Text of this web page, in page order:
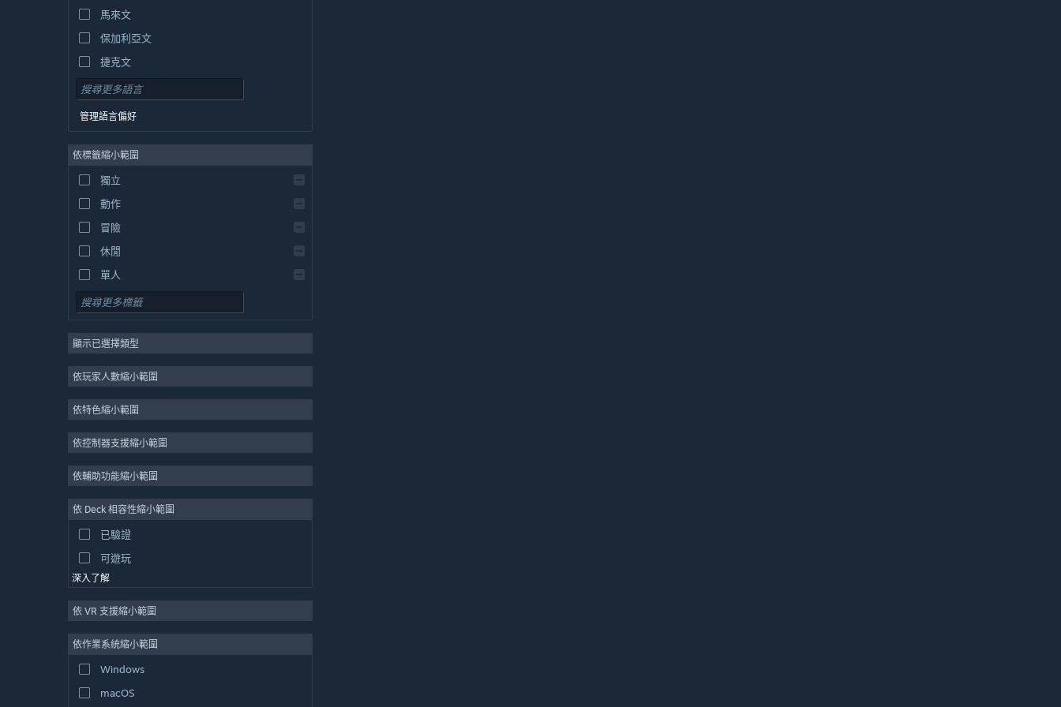
馬來文
保加利亞文
捷克文
丹麥文
德文
西班牙文 - 西班牙
西班牙文 - 拉丁美洲
希臘文
管理語言偏好
依標籤縮小範圍
獨立
動作
冒險
休閒
單人
模擬
策略
2D
3D
免費遊玩
色彩鮮艷
探索
顯示已選擇類型
依玩家人數縮小範圍
依特色縮小範圍
依控制器支援縮小範圍
依輔助功能縮小範圍
依 Deck 相容性縮小範圍
已驗證
可遊玩
深入了解
依 VR 支援縮小範圍
依作業系統縮小範圍
Windows
macOS